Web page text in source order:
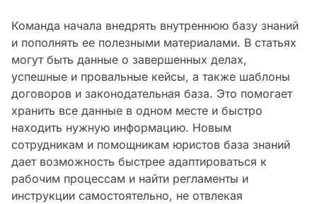
Команда начала внедрять внутреннюю базу знаний
и пополнять ее полезными материалами. В статьях
могут быть данные о завершенных делах,
успешные и провальные кейсы, а также шаблоны
договоров и законодательная база. Это помогает
хранить все данные в одном месте и быстро
находить нужную информацию. Новым
сотрудникам и помощникам юристов база знаний
дает возможность быстрее адаптироваться к
рабочим процессам и найти регламенты и
инструкции самостоятельно, не отвлекая